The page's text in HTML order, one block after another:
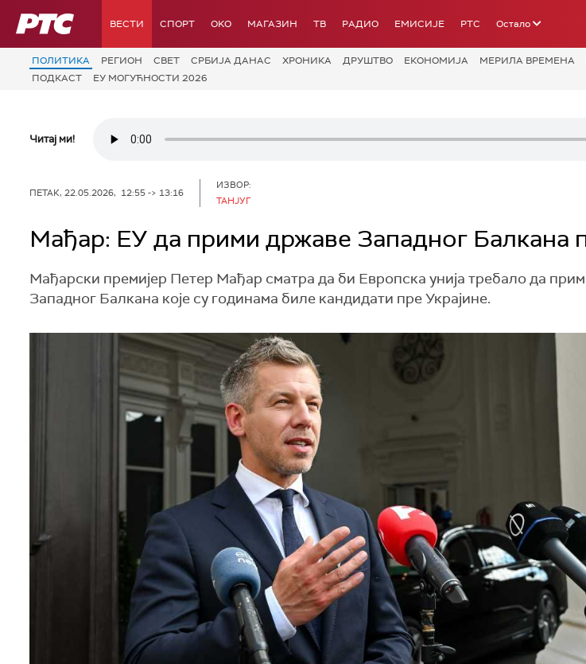
РТС ВЕСТИ СПОРТ OKO МАГАЗИН ТВ РАДИО ЕМИСИЈЕ РТС Остало
ПОЛИТИКА РЕГИОН СВЕТ СРБИЈА ДАНАС ХРОНИКА ДРУШТВО ЕКОНОМИЈА МЕРИЛА ВРЕМЕНА
ПОДКАСТ
ЕУ МОГУЋНОСТИ 2026
Читај ми!
ПЕТАК, 22.05.2026, 12:55 -> 13:16
ИЗВОР:
ТАНЈУГ
Мађар: ЕУ да прими државе Западног Балкана
Mађарски премијер Петер Мађар сматра да би Европска унија требало да
Западног Балкана које су годинама биле кандидати пре Украјине.